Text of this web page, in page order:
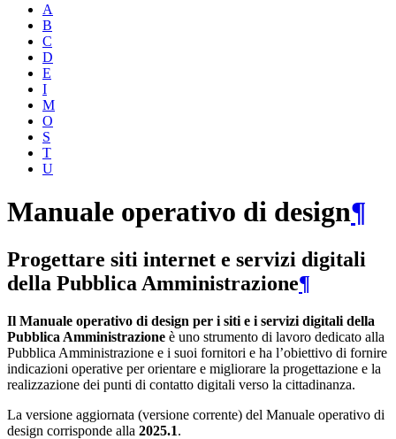
A
B
C
D
E
I
M
O
S
T
U
Manuale operativo di design¶
Progettare siti internet e servizi digitali
della Pubblica Amministrazione¶
Il Manuale operativo di design per i siti e i servizi digitali della
Pubblica Amministrazione è uno strumento di lavoro dedicato alla
Pubblica Amministrazione e i suoi fornitori e ha l’obiettivo di fornire
indicazioni operative per orientare e migliorare la progettazione e la
realizzazione dei punti di contatto digitali verso la cittadinanza.
La versione aggiornata (versione corrente) del Manuale operativo di
design corrisponde alla 2025.1.